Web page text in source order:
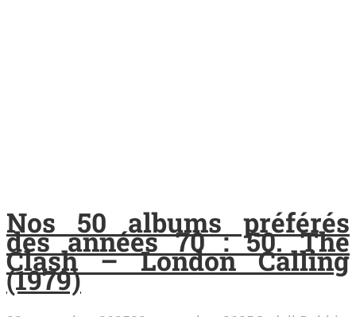
Nos 50 albums préférés
des années 70 : 50. The
Clash – London Calling
(1979)